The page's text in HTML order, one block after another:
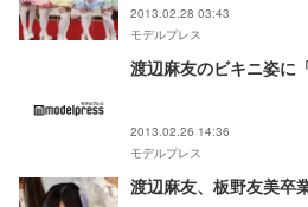
2013.02.28 03:43
モデルプレス
渡辺麻友のビキニ姿に
2013.02.26 14:36
モデルプレス
渡辺麻友、板野友美卒